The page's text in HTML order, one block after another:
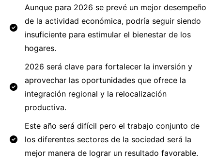
Aunque para 2026 se prevé un mejor desempeño
de la actividad económica, podría seguir siendo
insuficiente para estimular el bienestar de los
hogares.
2026 será clave para fortalecer la inversión y
aprovechar las oportunidades que ofrece la
integración regional y la relocalización
productiva.
Este año será difícil pero el trabajo conjunto de
los diferentes sectores de la sociedad será la
mejor manera de lograr un resultado favorable.